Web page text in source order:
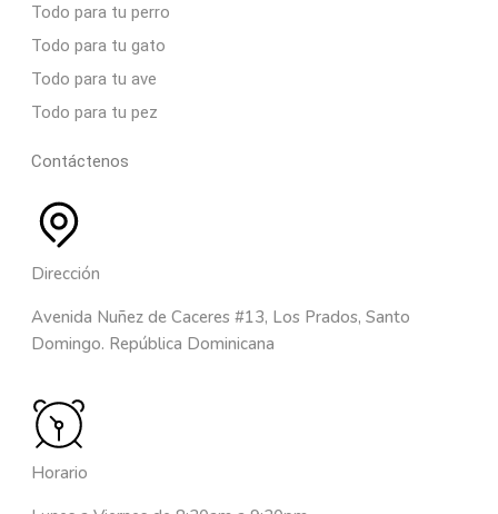
Todo para tu perro
Todo para tu gato
Todo para tu ave
Todo para tu pez
Contáctenos
Dirección
Avenida Nuñez de Caceres #13, Los Prados, Santo
Domingo. República Dominicana
Horario